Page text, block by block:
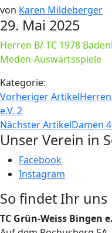
von Karen Mildeberger
29. Mai 2025
Herren B/ TC 1978
Meden-Auswärtsspiele
Kategorie:
Vorheriger Artikel
e.V. 2
Nächster ArtikelDamen
Unser Verein in
Facebook
Instagram
So findet Ihr uns
TC Grün-Weiss Bingen